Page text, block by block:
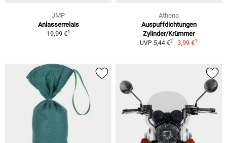
JMP
Anlasserrelais
19,99 €1
Athena
Auspuffdichtungen
Zylinder/Krümmer
UVP 5,44 €2 3,99 €1